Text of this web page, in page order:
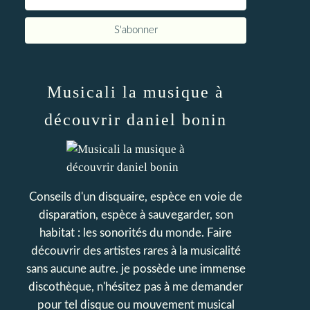
Musicali la musique à
découvrir daniel bonin
Conseils d'un disquaire, espèce en voie de
disparation, espèce à sauvegarder, son
habitat : les sonorités du monde. Faire
découvrir des artistes rares à la musicalité
sans aucune autre. je possède une immense
discothèque, n'hésitez pas à me demander
pour tel disque ou mouvement musical